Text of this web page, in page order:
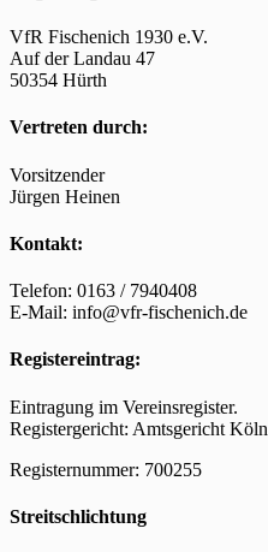
VfR Fischenich 1930 e.V.
Auf der Landau 47
50354 Hürth
Vertreten durch:
Vorsitzender
Jürgen Heinen
Kontakt:
Telefon: 0163 / 7940408
E-Mail: info@vfr-fischenich.de
Registereintrag:
Eintragung im Vereinsregister.
Registergericht: Amtsgericht Köln
Registernummer: 700255
Streitschlichtung